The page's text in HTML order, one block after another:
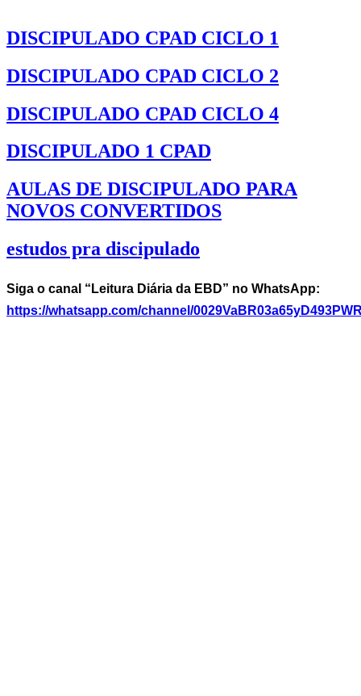
DISCIPULADO CPAD CICLO 1
DISCIPULADO CPAD CICLO 2
DISCIPULADO CPAD CICLO 4
DISCIPULADO 1 CPAD
AULAS DE DISCIPULADO PARA
NOVOS CONVERTIDOS
estudos pra discipulado
Siga o canal “Leitura Diária da EBD” no WhatsApp:
https://whatsapp.com/channel/